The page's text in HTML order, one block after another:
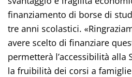
finanziamento di borse di
tre anni scolastici.
avere scelto di finanziare
permetterà l’accessibilità alla
la fruibilità dei corsi a